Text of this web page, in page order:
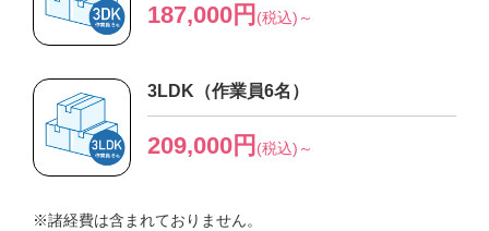
187,000円 (税込)～
3LDK（作業員6名）
209,000円 (税込)～
※諸経費は含まれておりません。